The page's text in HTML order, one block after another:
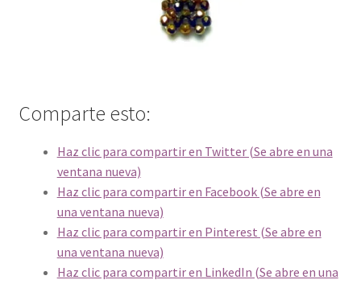
Comparte esto:
Haz clic para compartir en Twitter (Se abre en una
ventana nueva)
Haz clic para compartir en Facebook (Se abre en
una ventana nueva)
Haz clic para compartir en Pinterest (Se abre en
una ventana nueva)
Haz clic para compartir en LinkedIn (Se abre en una